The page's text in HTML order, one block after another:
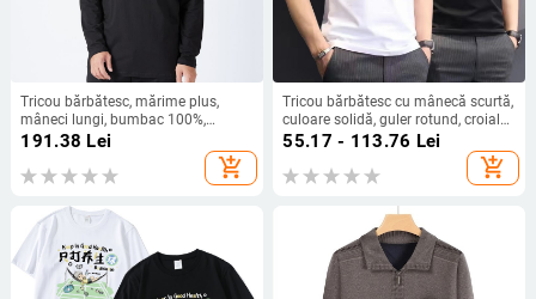
Tricou bărbătesc, mărime plus,
mâneci lungi, bumbac 100%,
croială lejeră, imprimeu, pentru
191.38 Lei
add_shopping_cart
Tricou bărbătesc cu mânecă scurtă,
culoare solidă, guler rotund, croială
Slim, vară, mărime mare
55.17 - 113.76 Lei
add_shopping_cart